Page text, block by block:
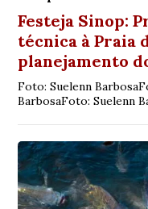
Festeja Sinop:
técnica à Praia
planejamento
Foto: Suelenn
BarbosaFoto: Suelenn